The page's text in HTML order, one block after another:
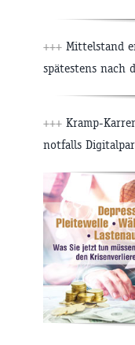
+++ Mittelstand
spätestens nach
+++ Kramp-
notfalls